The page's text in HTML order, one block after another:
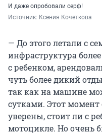
И даже опробовали серф!
Источник: Ксения Кочеткова
— До этого летали с
инфраструктура
с ребенком,
чуть более дикий
так как на машине
сутками. Этот
уверены, стоит ли с
мотоцикле. Но очень